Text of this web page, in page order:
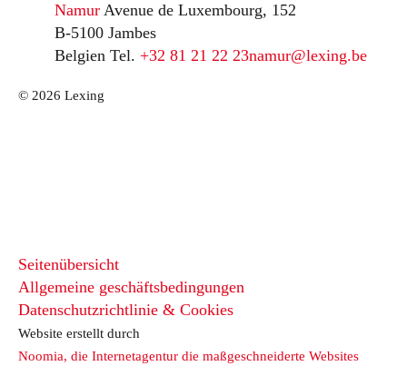
Namur Avenue de Luxembourg, 152
B-5100 Jambes
Belgien Tel. +32 81 21 22 23namur@lexing.be
© 2026 Lexing
Seitenübersicht
Allgemeine geschäftsbedingungen
Datenschutzrichtlinie & Cookies
Website erstellt durch
Noomia, die Internetagentur die maßgeschneiderte Websites